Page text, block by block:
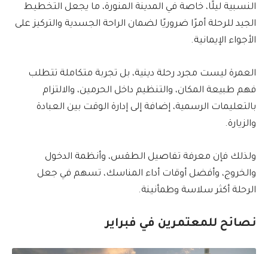
النسبية ليلًا، خاصة في المدينة المنورة، ما يجعل التخطيط
الجيد للرحلة أمرًا ضروريًا لضمان الراحة الجسدية والتركيز على
الأجواء الإيمانية.
العمرة ليست مجرد رحلة دينية، بل تجربة متكاملة تتطلب
فهم طبيعة المكان، والتنظيم داخل الحرمين، والالتزام
بالتعليمات الرسمية، إضافة إلى إدارة الوقت بين العبادة
والزيارة.
ولذلك فإن معرفة تفاصيل الطقس، وأنظمة الدخول
والخروج، وأفضل أوقات أداء المناسك، تسهم في جعل
الرحلة أكثر سلاسة وطمأنينة.
نصائح للمعتمرين في فبراير